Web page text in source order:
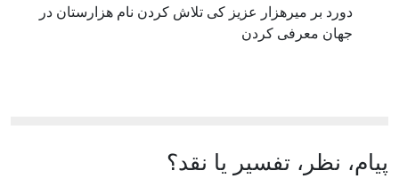
دورد بر میرهزار عزیز کی تلاش کردن نام هزارستان در
جهان معرفی کردن
پیام، نظر، تفسیر یا نقد؟